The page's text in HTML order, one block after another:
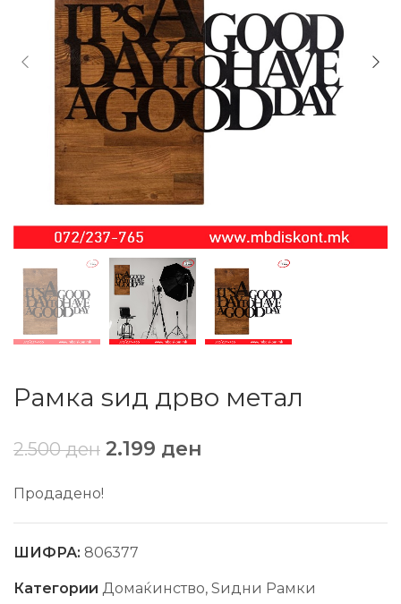
Рамка ѕид дрво метал
2.500ден 2.199 ден
Продадено!
ШИФРА: 806377
Категории Домаќинство, Ѕидни Рамки